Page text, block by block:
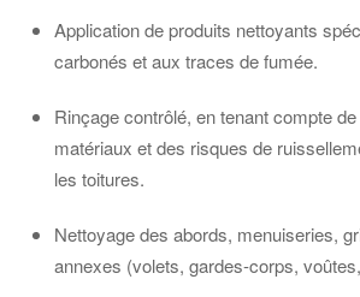
Application de produits nettoyants
carbonés et aux traces de fumée.
Rinçage contrôlé, en tenant compte
matériaux et des risques de
les toitures.
Nettoyage des abords, menuiseries,
annexes (volets, gardes-corps,